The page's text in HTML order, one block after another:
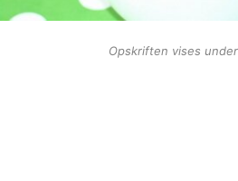
Opskriften vises